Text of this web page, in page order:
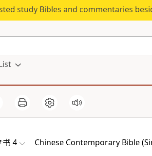
study Bibles and commentaries
书 4 Chinese Contemporary Bible